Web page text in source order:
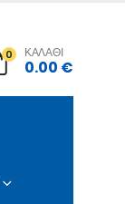
0 ΚΑΛΑΘΙ
0.00 €